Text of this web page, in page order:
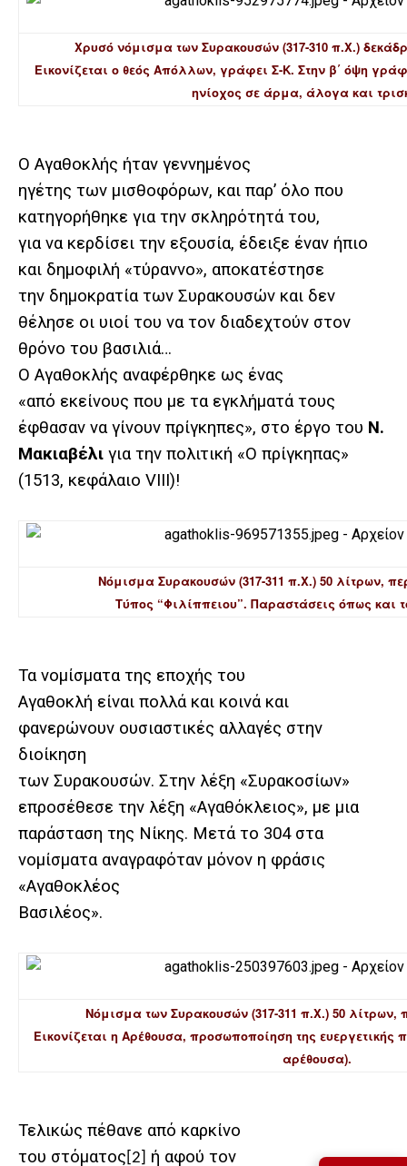
Χρυσό νόμισμα των Συρακουσών (317-310 π.Χ.)
Εικονίζεται ο θεός Απόλλων, γράφει Σ-Κ. Στην β΄ όψη
ηνίοχος σε άρμα, άλογα και
Ο Αγαθοκλής ήταν γεννημένος
ηγέτης των μισθοφόρων, και παρ’ όλο που
κατηγορήθηκε για την σκληρότητά του,
για να κερδίσει την εξουσία, έδειξε έναν ήπιο
και δημοφιλή «τύραννο», αποκατέστησε
την δημοκρατία των Συρακουσών και δεν
θέλησε οι υιοί του να τον διαδεχτούν στον
θρόνο του βασιλιά…
Ο Αγαθοκλής αναφέρθηκε ως ένας
«από εκείνους που με τα εγκλήματά τους
έφθασαν να γίνουν πρίγκηπες», στο έργο του Ν.
Μακιαβέλι για την πολιτική «Ο πρίγκηπας»
(1513, κεφάλαιο VIII)!
Νόμισμα Συρακουσών (317-311 π.Χ.) 50 λίτρων,
Τύπος “Φιλίππειου”. Παραστάσεις όπως και
Τα νομίσματα της εποχής του
Αγαθοκλή είναι πολλά και κοινά και
φανερώνουν ουσιαστικές αλλαγές στην
διοίκηση
των Συρακουσών. Στην λέξη «Συρακοσίων»
επροσέθεσε την λέξη «Αγαθόκλειος», με μια
παράσταση της Νίκης. Μετά το 304 στα
νομίσματα αναγραφόταν μόνον η φράσις
«Αγαθοκλέος
Βασιλέος».
Νόμισμα των Συρακουσών (317-311 π.Χ.) 50 λίτρων,
Εικονίζεται η Αρέθουσα, προσωποποίηση της
αρέθουσα).
Τελικώς πέθανε από καρκίνο
του στόματος [2]
ή αφού τον